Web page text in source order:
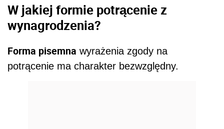
W jakiej formie potrącenie z
wynagrodzenia?
Forma pisemna wyrażenia zgody na
potrącenie ma charakter bezwzględny.